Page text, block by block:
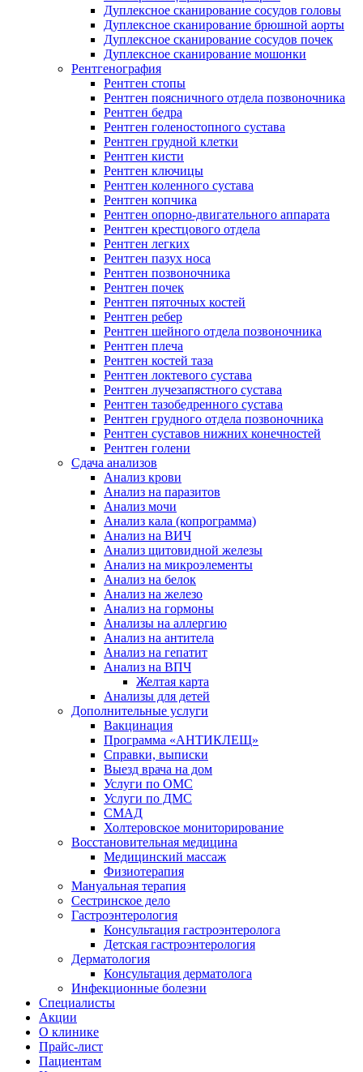
Дуплексное сканирование сосудов головы
Дуплексное сканирование брюшной аорты
Дуплексное сканирование сосудов почек
Дуплексное сканирование мошонки
Рентгенография
Рентген стопы
Рентген поясничного отдела позвоночника
Рентген бедра
Рентген голеностопного сустава
Рентген грудной клетки
Рентген кисти
Рентген ключицы
Рентген коленного сустава
Рентген копчика
Рентген опорно-двигательного аппарата
Рентген крестцового отдела
Рентген легких
Рентген пазух носа
Рентген позвоночника
Рентген почек
Рентген пяточных костей
Рентген ребер
Рентген шейного отдела позвоночника
Рентген плеча
Рентген костей таза
Рентген локтевого сустава
Рентген лучезапястного сустава
Рентген тазобедренного сустава
Рентген грудного отдела позвоночника
Рентген суставов нижних конечностей
Рентген голени
Сдача анализов
Анализ крови
Анализ на паразитов
Анализ мочи
Анализ кала (копрограмма)
Анализ на ВИЧ
Анализ щитовидной железы
Анализ на микроэлементы
Анализ на белок
Анализ на железо
Анализ на гормоны
Анализы на аллергию
Анализ на антитела
Анализ на гепатит
Анализ на ВПЧ
Желтая карта
Анализы для детей
Дополнительные услуги
Вакцинация
Программа «АНТИКЛЕЩ»
Справки, выписки
Выезд врача на дом
Услуги по ОМС
Услуги по ДМС
СМАД
Холтеровское мониторирование
Восстановительная медицина
Медицинский массаж
Физиотерапия
Мануальная терапия
Сестринское дело
Гастроэнтерология
Консультация гастроэнтеролога
Детская гастроэнтерология
Дерматология
Консультация дерматолога
Инфекционные болезни
Специалисты
Акции
О клинике
Прайс-лист
Пациентам